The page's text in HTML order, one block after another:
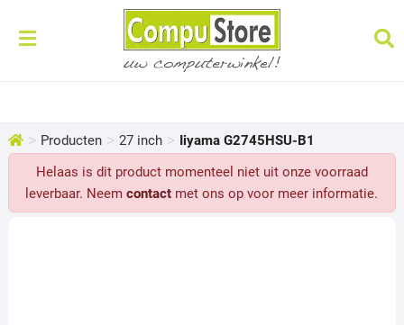
> Producten > 27 inch > Iiyama G2745HSU-B1
Helaas is dit product momenteel niet uit onze voorraad
leverbaar. Neemcontact met ons op voor meer informatie.